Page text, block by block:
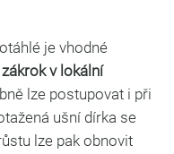
je vhodné
v lokální
lze postupovat i při
ušní dírka se
lze pak obnovit